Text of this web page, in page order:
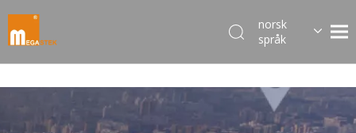
norsk
språk
日本語
Italiano